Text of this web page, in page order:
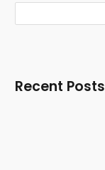
Recent Posts